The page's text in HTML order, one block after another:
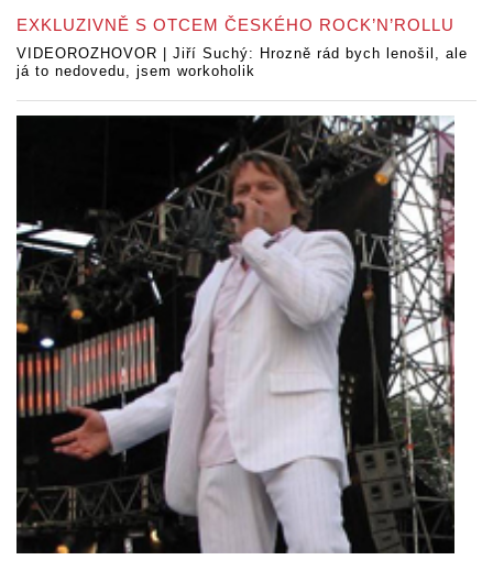
EXKLUZIVNĚ S OTCEM ČESKÉHO ROCK’N’ROLLU
VIDEOROZHOVOR | Jiří Suchý: Hrozně rád bych lenošil, ale
já to nedovedu, jsem workoholik